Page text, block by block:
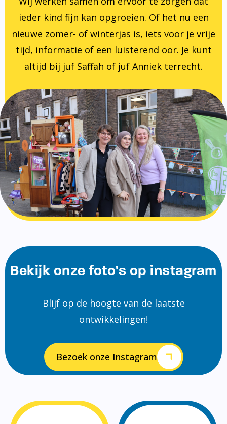
ieder kind fijn kan opgroeien. Of het nu een
nieuwe zomer- of winterjas is, iets voor je vrije
tijd, informatie of een luisterend oor. Je kunt
altijd bij juf Saffah of juf Anniek terrecht.
Bekijk onze foto's op instagram
Blijf op de hoogte van de laatste
ontwikkelingen!
Bezoek onze Instagram